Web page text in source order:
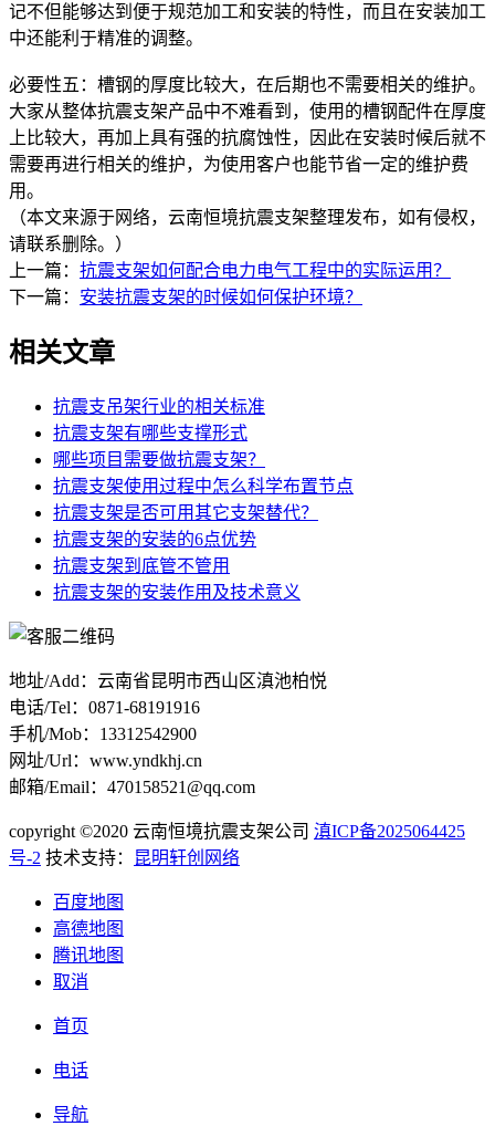
记不但能够达到便于规范加工和安装的特性，而且在安装加工
中还能利于精准的调整。
必要性五：槽钢的厚度比较大，在后期也不需要相关的维护。
大家从整体抗震支架产品中不难看到，使用的槽钢配件在厚度
上比较大，再加上具有强的抗腐蚀性，因此在安装时候后就不
需要再进行相关的维护，为使用客户也能节省一定的维护费
用。
（本文来源于网络，云南恒境抗震支架整理发布，如有侵权，
请联系删除。）
上一篇： 抗震支架如何配合电力电气工程中的实际运用？
下一篇： 安装抗震支架的时候如何保护环境？
相关文章
抗震支吊架行业的相关标准
抗震支架有哪些支撑形式
哪些项目需要做抗震支架？
抗震支架使用过程中怎么科学布置节点
抗震支架是否可用其它支架替代？
抗震支架的安装的6点优势
抗震支架到底管不管用
抗震支架的安装作用及技术意义
地址/Add：云南省昆明市西山区滇池柏悦
电话/Tel：0871-68191916
手机/Mob：13312542900
网址/Url：www.yndkhj.cn
邮箱/Email：470158521@qq.com
copyright ©2020 云南恒境抗震支架公司 滇ICP备2025064425
号-2 技术支持： 昆明轩创网络
百度地图
高德地图
腾讯地图
取消
首页
电话
导航